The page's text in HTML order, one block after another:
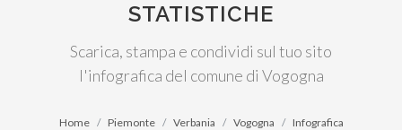
STATISTICHE
Scarica, stampa e condividi sul tuo sito
l'infografica del comune di Vogogna
Home Piemonte Verbania Vogogna Infografica